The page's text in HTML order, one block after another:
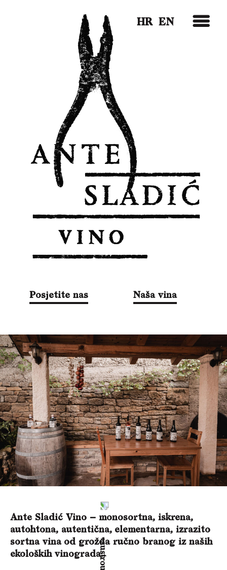
HR EN
Posjetite nas Naša vina
Ante Sladić Vino – monosortna, iskrena,
autohtona, autentična, elementarna, izrazito
sortna vina od grožđa ručno branog iz naših
ekoloških vinograda.